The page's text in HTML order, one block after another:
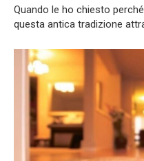
Quando le ho chiesto
questa antica tradizione